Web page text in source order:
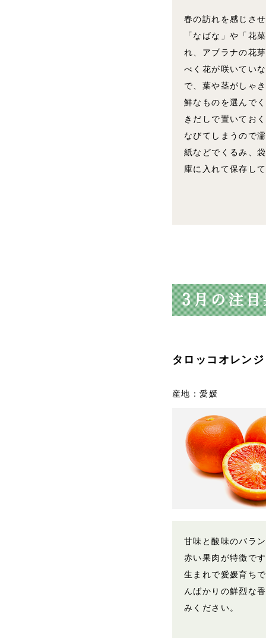
春の訪れを感じさ
「なばな」や「花
れ、アブラナの花
べく花が咲いてい
で、葉や茎がしゃ
鮮なものを選んで
きだしで置いてお
なびてしまうので
紙などでくるみ、
庫に入れて保存し
タロッコオレンジ
産地：愛媛
甘味と酸味のバラ
赤い果肉が特徴で
生まれで愛媛育ち
んばかりの鮮烈な
みください。